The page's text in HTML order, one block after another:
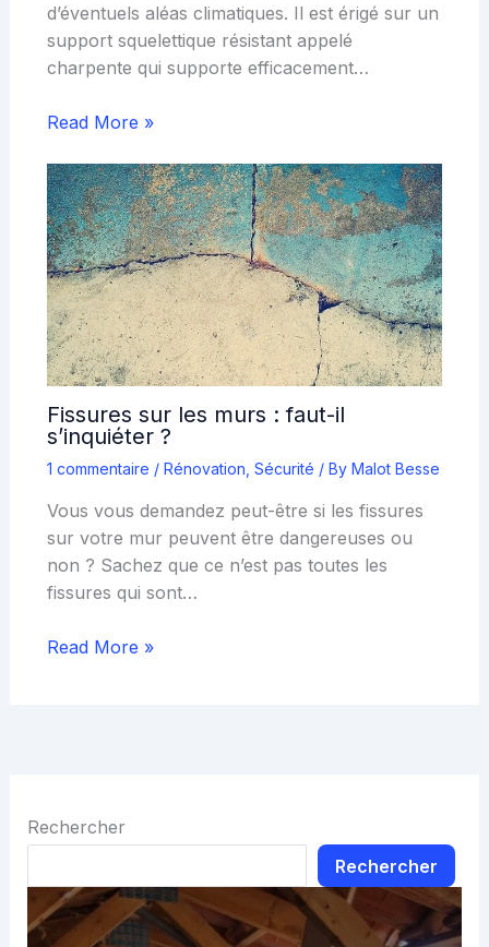
d’éventuels aléas climatiques. Il est érigé sur un
support squelettique résistant appelé
charpente qui supporte efficacement…
Read More »
Fissures sur les murs : faut-il
s’inquiéter ?
1 commentaire / Rénovation Sécurité / By Malot Besse
Vous vous demandez peut-être si les fissures
sur votre mur peuvent être dangereuses ou
non ? Sachez que ce n’est pas toutes les
fissures qui sont…
Read More »
Rechercher
Rechercher